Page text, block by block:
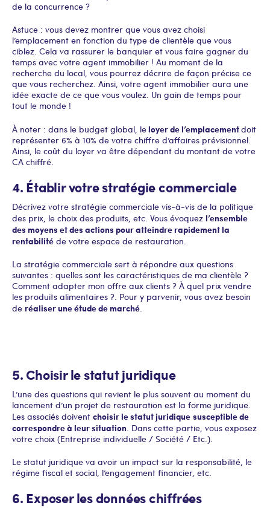
de la concurrence ?
Astuce : vous devez montrer que vous avez choisi
l’emplacement en fonction du type de clientèle que vous
ciblez. Cela va rassurer le banquier et vous faire gagner du
temps avec votre agent immobilier ! Au moment de la
recherche du local, vous pourrez décrire de façon précise ce
que vous recherchez. Ainsi, votre agent immobilier aura une
idée exacte de ce que vous voulez. Un gain de temps pour
tout le monde !
À noter : dans le budget global, leloyer de l’emplacementdoit
représenter 6% à 10% de votre chiffre d’affaires prévisionnel.
Ainsi, le coût du loyer va être dépendant du montant de votre
CA chiffré.
4. Établir votre stratégie commerciale
Décrivez votre stratégie commerciale vis-à-vis de la politique
des prix, le choix des produits, etc. Vous évoquez l’ensemble
des moyens et des actions pour atteindre rapidement la
rentabilité de votre espace de restauration.
La stratégie commerciale sert à répondre aux questions
suivantes : quelles sont les caractéristiques de ma clientèle ?
Comment adapter mon offre aux clients ? À quel prix vendre
les produits alimentaires ?. Pour y parvenir, vous avez besoin
de réaliser une étude de marché.
5. Choisir le statut juridique
L’une des questions qui revient le plus souvent au moment du
lancement d’un projet de restauration est la forme juridique.
Les associés doivent choisir le statut juridique susceptible de
correspondre à leur situation. Dans cette partie, vous exposez
votre choix (Entreprise individuelle / Société / Etc.).
Le statut juridique va avoir un impact sur la responsabilité, le
régime fiscal et social, l’engagement financier, etc.
6. Exposer les données chiffrées